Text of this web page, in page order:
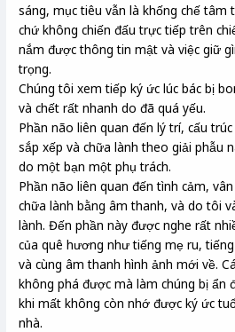
sáng, mục tiêu vẫn là khống chế tâm
chứ không chiến đấu trực tiếp trên
nắm được thông tin mật và việc giữ
trọng.
Chúng tôi xem tiếp ký ức lúc bác bị
và chết rất nhanh do đã quá yếu.
Phần não liên quan đến lý trí, cấu
sắp xếp và chữa lành theo giải phẫu
do một bạn một phụ trách.
Phần não liên quan đến tình cảm,
chữa lành bằng âm thanh, và do tôi
lành. Đến phần này được nghe rất
của quê hương như tiếng mẹ ru,
và cùng âm thanh hình ảnh mới về.
không phá được mà làm chúng bị ẩn
khi mất không còn nhớ được ký ức
nhà.